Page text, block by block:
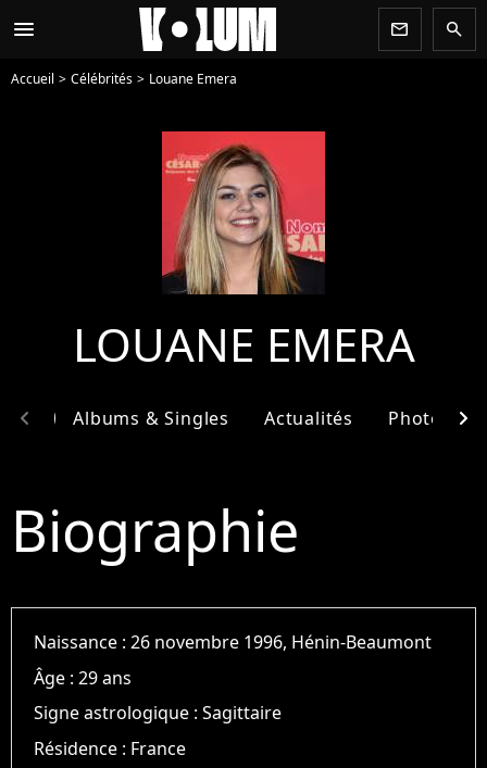
menu newsletter search
Accueil Célébrités Louane Emera
LOUANE EMERA
Albums & Singles Actualités Photos
chevron_left chevron_right
Biographie
Naissance :26 novembre 1996, Hénin-Beaumont
Âge :29 ans
Signe astrologique :Sagittaire
Résidence : France